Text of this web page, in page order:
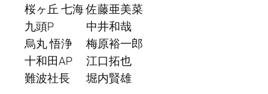
桜ヶ丘 七海佐藤亜美菜
九頭P
中井和哉
烏丸 悟浄
梅原裕一郎
十和田AP
江口拓也
難波社長
堀内賢雄